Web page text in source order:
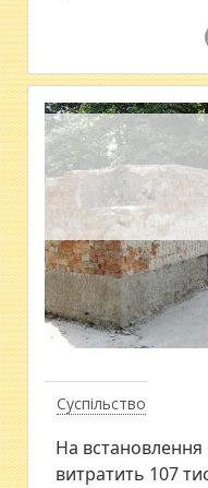
Суспільство
На
витратить 107